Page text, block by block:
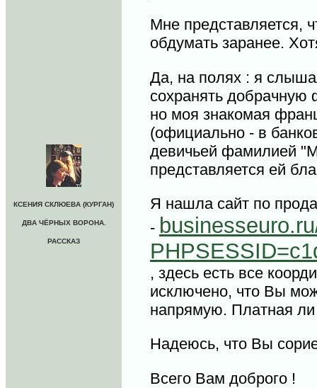
КСЕНИЯ СКЛЮЕВА (КУРГАН)
ДВА ЧЁРНЫХ ВОРОНА.
РАССКАЗ
Мне представляется,
обдумать заранее.
Да, на полях : я
сохранять
но моя знакомая
(официально - в
девичьей фамилией
представляется ей
Я нашла сайт по
-
, здесь есть все
исключено, что Вы
напрямую. Платная ли
Надеюсь, что Вы
Всего Вам доброго !